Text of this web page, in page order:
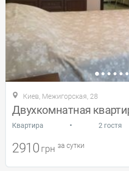
Киев, Межигорская, 28
Двухкомнатная
Квартира • 2 гостя
2910 грн за сутки